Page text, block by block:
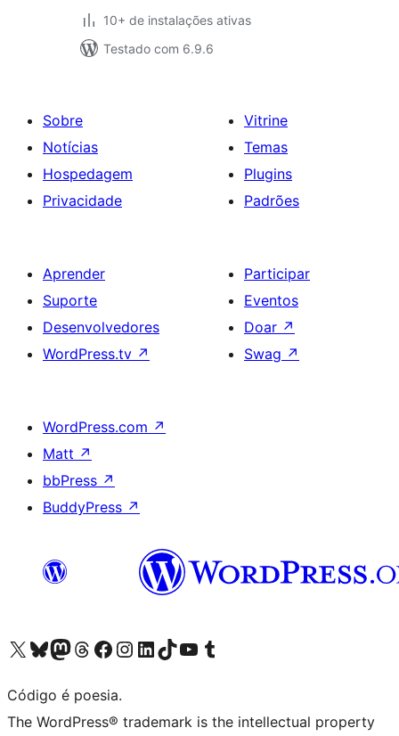
10+ de instalações ativas
Testado com 6.9.6
Sobre
Notícias
Hospedagem
Privacidade
Vitrine
Temas
Plugins
Padrões
Aprender
Suporte
Desenvolvedores
WordPress.tv ↗
Participar
Eventos
Doar ↗
Swag ↗
WordPress.com ↗
Matt ↗
bbPress ↗
BuddyPress ↗
Acessar nossa conta do X (antigo Twitter)
Acessar nossa conta do Bluesky
Acessar nossa conta do Mastodon
Acessar nossa conta do Threads
Acessar nossa página do Facebook
Acessar nossa conta do Instagram
Acessar nossa conta do LinkedIn
Acessar nossa conta do TikTok
Acessar nosso canal do YouTube
Acessar nossa conta no Tumblr
Código é poesia.
The WordPress® trademark is the intellectual property